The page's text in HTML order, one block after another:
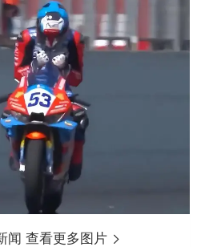
闻 查看更多图片